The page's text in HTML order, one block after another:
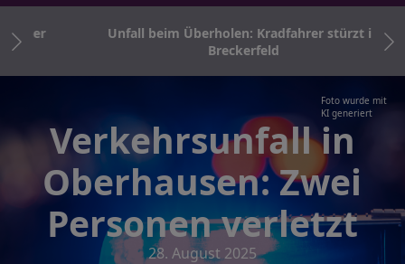
Unfall beim Überholen: Kradfahrer stürzt in
Breckerfeld
Foto wurde mit
KI generiert
Verkehrsunfall in
Oberhausen: Zwei
Personen verletzt
28. August 2025